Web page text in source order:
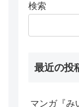
検索
最近の投
マンガ『み